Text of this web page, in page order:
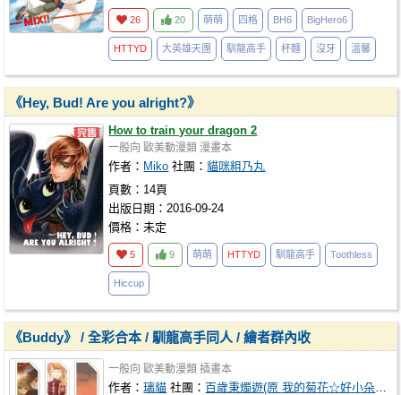
26 20 萌萌 四格 BH6 BigHero6
HTTYD 大英雄天團 馴龍高手 杯麵 沒牙 溫馨
《Hey, Bud! Are you alright?》
How to train your dragon 2
一般向 歐美動漫類 漫畫本
作者： Miko 社團：貓咪粗乃丸
頁數：14頁
出版日期：2016-09-24
價格：未定
5 9 萌萌 HTTYD 馴龍高手 Toothless
Hiccup
《Buddy》 / 全彩合本 / 馴龍高手同人 / 繪者群內收
一般向 歐美動漫類 插畫本
作者：璃貓 社團：百歲秉燭遊(原 我的菊花☆好小朵) 合